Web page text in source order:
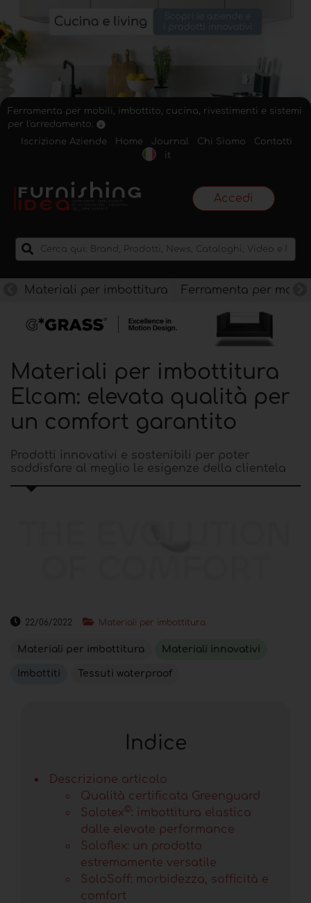
Ferramenta per mobili, imbottito, cucina, rivestimenti e sistemi
per l'arredamento.
Iscrizione Aziende
Home Journal Chi Siamo
Contatti
it
Accedi
Materiali per imbottitura Ferramenta per mobili
Materiali per imbottitura
Elcam: elevata qualità per
un comfort garantito
Prodotti innovativi e sostenibili per poter
soddisfare al meglio le esigenze della clientela
22/06/2022 Materiali per imbottitura
Materiali per imbottitura Materiali innovativi
Imbottiti Tessuti waterproof
Indice
Descrizione articolo
Qualità certificata Greenguard
Solotex©: imbottitura elastica
dalle elevate performance
Soloflex: un prodotto
estremamente versatile
SoloSoff: morbidezza, sofficità e
comfort